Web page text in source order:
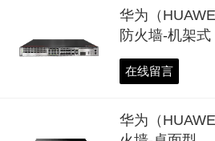
华为（
防火墙-机架式
在线留言
华为（